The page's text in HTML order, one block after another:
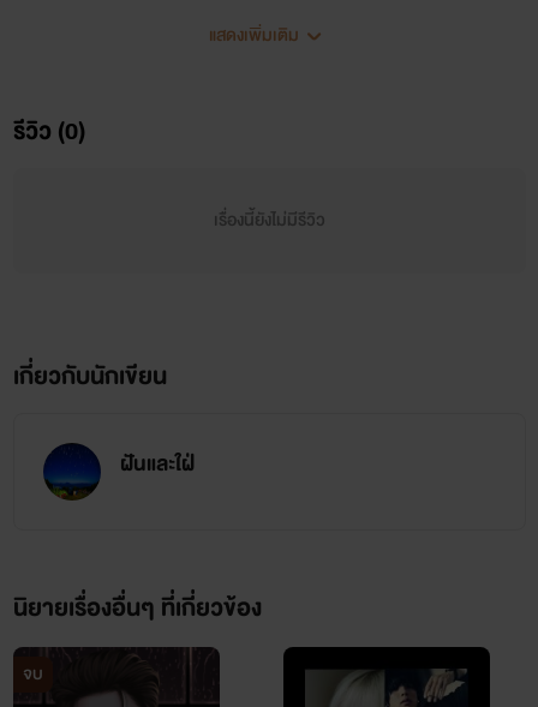
แสดงเพิ่มเติม
รีวิว (0)
เรื่องนี้ยังไม่มีรีวิว
เกี่ยวกับนักเขียน
ฝันและใฝ่
นิยายเรื่องอื่นๆ ที่เกี่ยวข้อง
จบ